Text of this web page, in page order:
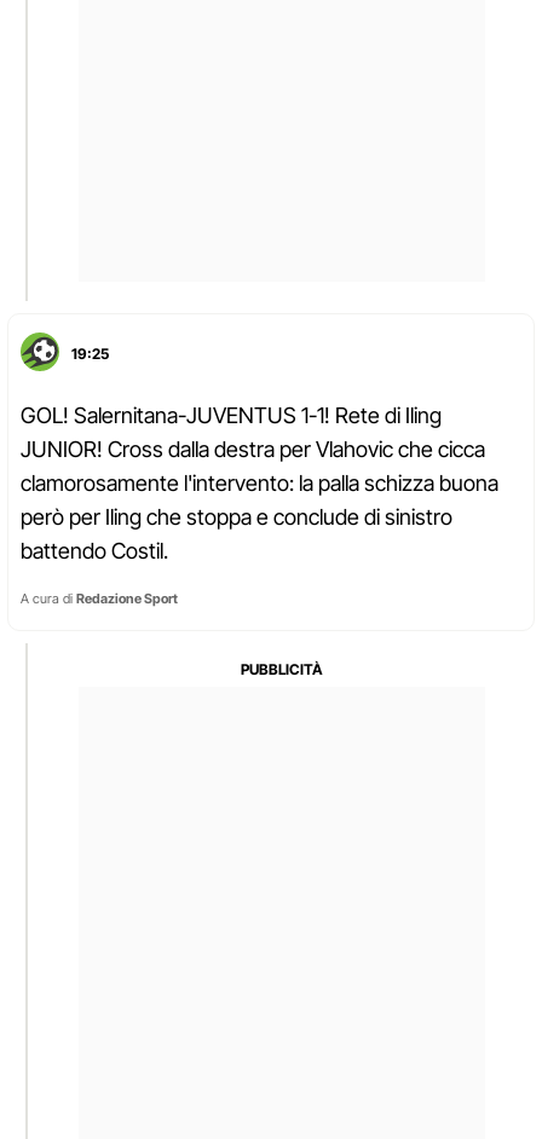
19:25
GOL! Salernitana-JUVENTUS 1-1! Rete di Iling
JUNIOR! Cross dalla destra per Vlahovic che cicca
clamorosamente l'intervento: la palla schizza buona
però per Iling che stoppa e conclude di sinistro
battendo Costil.
A cura di Redazione Sport